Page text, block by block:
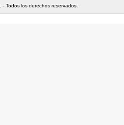
Todos los derechos reservados.